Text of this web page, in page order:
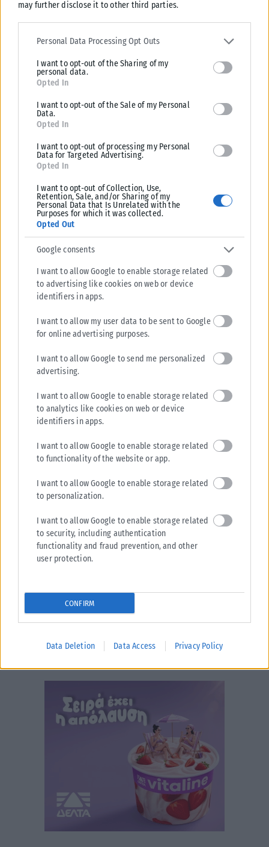
may further disclose it to other third parties.
Please note that this website/app uses one or more Google
services and may gather and store information including but not
deny consent to Google and its third-party tags to use your data
for below specified purposes in below Google consent section.
Personal Data Processing Opt Outs
I want to opt-out of the Sharing of my
personal data.
Opted In
I want to opt-out of the Sale of my Personal
Data.
Opted In
I want to opt-out of processing my Personal
Data for Targeted Advertising.
Opted In
I want to opt-out of Collection, Use,
Retention, Sale, and/or Sharing of my
Personal Data that Is Unrelated with the
Purposes for which it was collected.
Opted Out
Google consents
I want to allow Google to enable storage related
to advertising like cookies on web or device
identifiers in apps.
I want to allow my user data to be sent to Google
for online advertising purposes.
I want to allow Google to send me personalized
advertising.
I want to allow Google to enable storage related
to analytics like cookies on web or device
identifiers in apps.
I want to allow Google to enable storage related
to functionality of the website or app.
I want to allow Google to enable storage related
to personalization.
I want to allow Google to enable storage related
to security, including authentication
functionality and fraud prevention, and other
user protection.
CONFIRM
Data Deletion Data Access Privacy Policy
ΔΙΕΘΝΉ
Η Amazon προετοιμάζει τη συνέχεια του ντοκιμαντέρ Melania
Η Amazon προφανώς επιταχύνει την προετοιμασία μιας συνέχειας
γεγονός...
ΑΝΑΡΤΉΘΗΚΕ ΑΠΌKARFITSANEWS 07/08/2026